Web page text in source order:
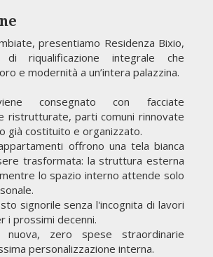
presentiamo Residenza Bixio,
riqualificazione integrale che
e modernità a un’intera palazzina.
consegnato con facciate
ristrutturate, parti comuni rinnovate
già costituito e organizzato.
offrono una tela bianca
trasformata: la struttura esterna
lo spazio interno attende solo
signorile senza l'incognita di lavori
i prossimi decenni.
nuova, zero spese straordinarie
personalizzazione interna.